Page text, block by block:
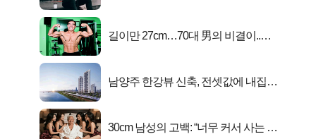
길이만 27cm…70대 男의 비결이..충
남양주 한강뷰 신축, 전셋값에 내집마
30cm 남성의 고백: “너무 커서 사는 게